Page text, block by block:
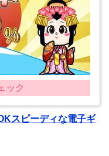
ック
スピーディな電子ギ